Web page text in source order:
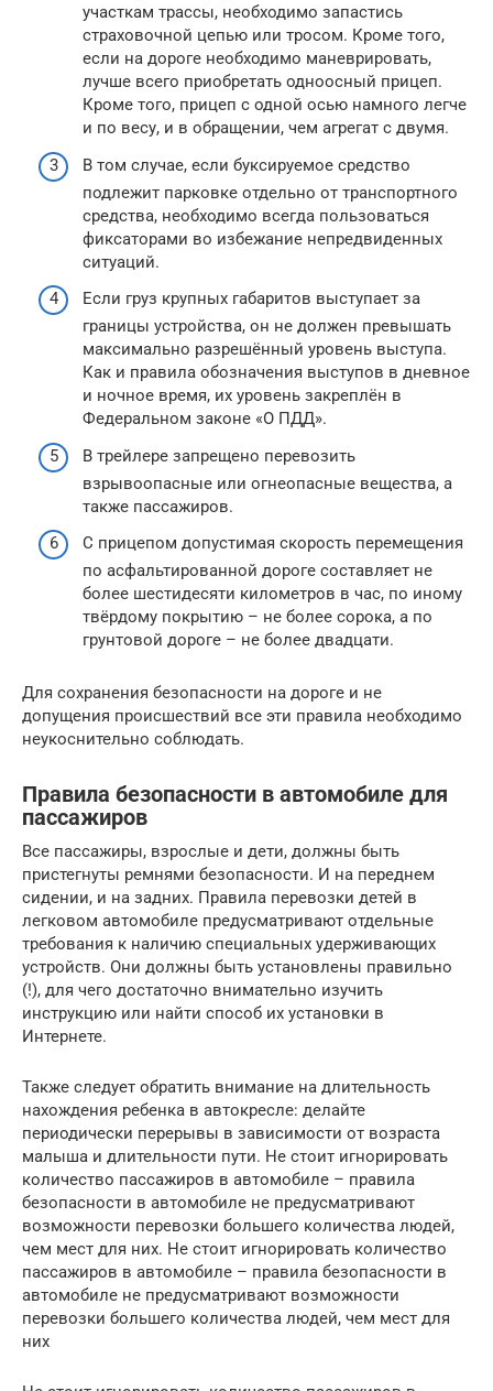
участкам трассы, необходимо запастись
страховочной цепью или тросом. Кроме того,
если на дороге необходимо маневрировать,
лучше всего приобретать одноосный прицеп.
Кроме того, прицеп с одной осью намного легче
и по весу, и в обращении, чем агрегат с двумя.
В том случае, если буксируемое средство
подлежит парковке отдельно от транспортного
средства, необходимо всегда пользоваться
фиксаторами во избежание непредвиденных
ситуаций.
Если груз крупных габаритов выступает за
границы устройства, он не должен превышать
максимально разрешённый уровень выступа.
Как и правила обозначения выступов в дневное
и ночное время, их уровень закреплён в
Федеральном законе «О ПДД».
В трейлере запрещено перевозить
взрывоопасные или огнеопасные вещества, а
также пассажиров.
С прицепом допустимая скорость перемещения
по асфальтированной дороге составляет не
более шестидесяти километров в час, по иному
твёрдому покрытию – не более сорока, а по
грунтовой дороге – не более двадцати.
Для сохранения безопасности на дороге и не
допущения происшествий все эти правила необходимо
неукоснительно соблюдать.
Правила безопасности в автомобиле для
пассажиров
Все пассажиры, взрослые и дети, должны быть
пристегнуты ремнями безопасности. И на переднем
сидении, и на задних. Правила перевозки детей в
легковом автомобиле предусматривают отдельные
требования к наличию специальных удерживающих
устройств. Они должны быть установлены правильно
(!), для чего достаточно внимательно изучить
инструкцию или найти способ их установки в
Интернете.
Также следует обратить внимание на длительность
нахождения ребенка в автокресле: делайте
периодически перерывы в зависимости от возраста
малыша и длительности пути. Не стоит игнорировать
количество пассажиров в автомобиле – правила
безопасности в автомобиле не предусматривают
возможности перевозки большего количества людей,
чем мест для них. Не стоит игнорировать количество
пассажиров в автомобиле – правила безопасности в
автомобиле не предусматривают возможности
перевозки большего количества людей, чем мест для
них